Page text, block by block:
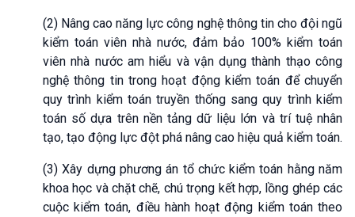
(2) Nâng cao năng lực công nghệ thông tin cho đội ngũ
kiểm toán viên nhà nước, đảm bảo 100% kiểm toán
viên nhà nước am hiểu và vận dụng thành thạo công
nghệ thông tin trong hoạt động kiểm toán để chuyển
quy trình kiểm toán truyền thống sang quy trình kiểm
toán số dựa trên nền tảng dữ liệu lớn và trí tuệ nhân
tạo, tạo động lực đột phá nâng cao hiệu quả kiểm toán.
(3) Xây dựng phương án tổ chức kiểm toán hằng năm
khoa học và chặt chẽ, chú trọng kết hợp, lồng ghép các
cuộc kiểm toán, điều hành hoạt động kiểm toán theo